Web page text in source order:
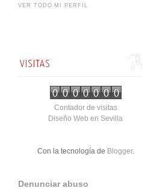
VER TODO MI PERFIL
VISITAS
Contador de visitas
Diseño Web en Sevilla
Con la tecnología de Blogger.
Denunciar abuso